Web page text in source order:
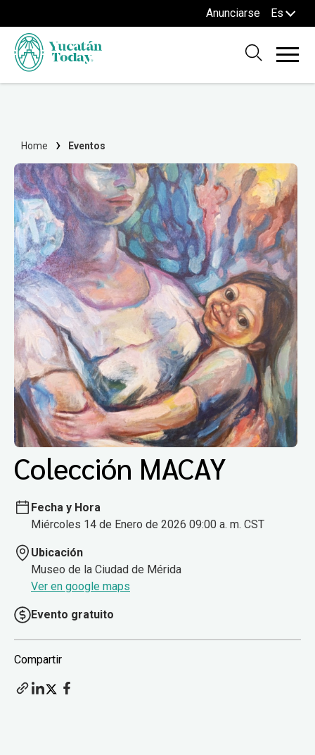
Anunciarse Es
Home Eventos
Colección MACAY
Fecha y Hora
Miércoles 14 de Enero de 2026 09:00 a. m. CST
Ubicación
Museo de la Ciudad de Mérida
Ver en google maps
Evento gratuito
Compartir